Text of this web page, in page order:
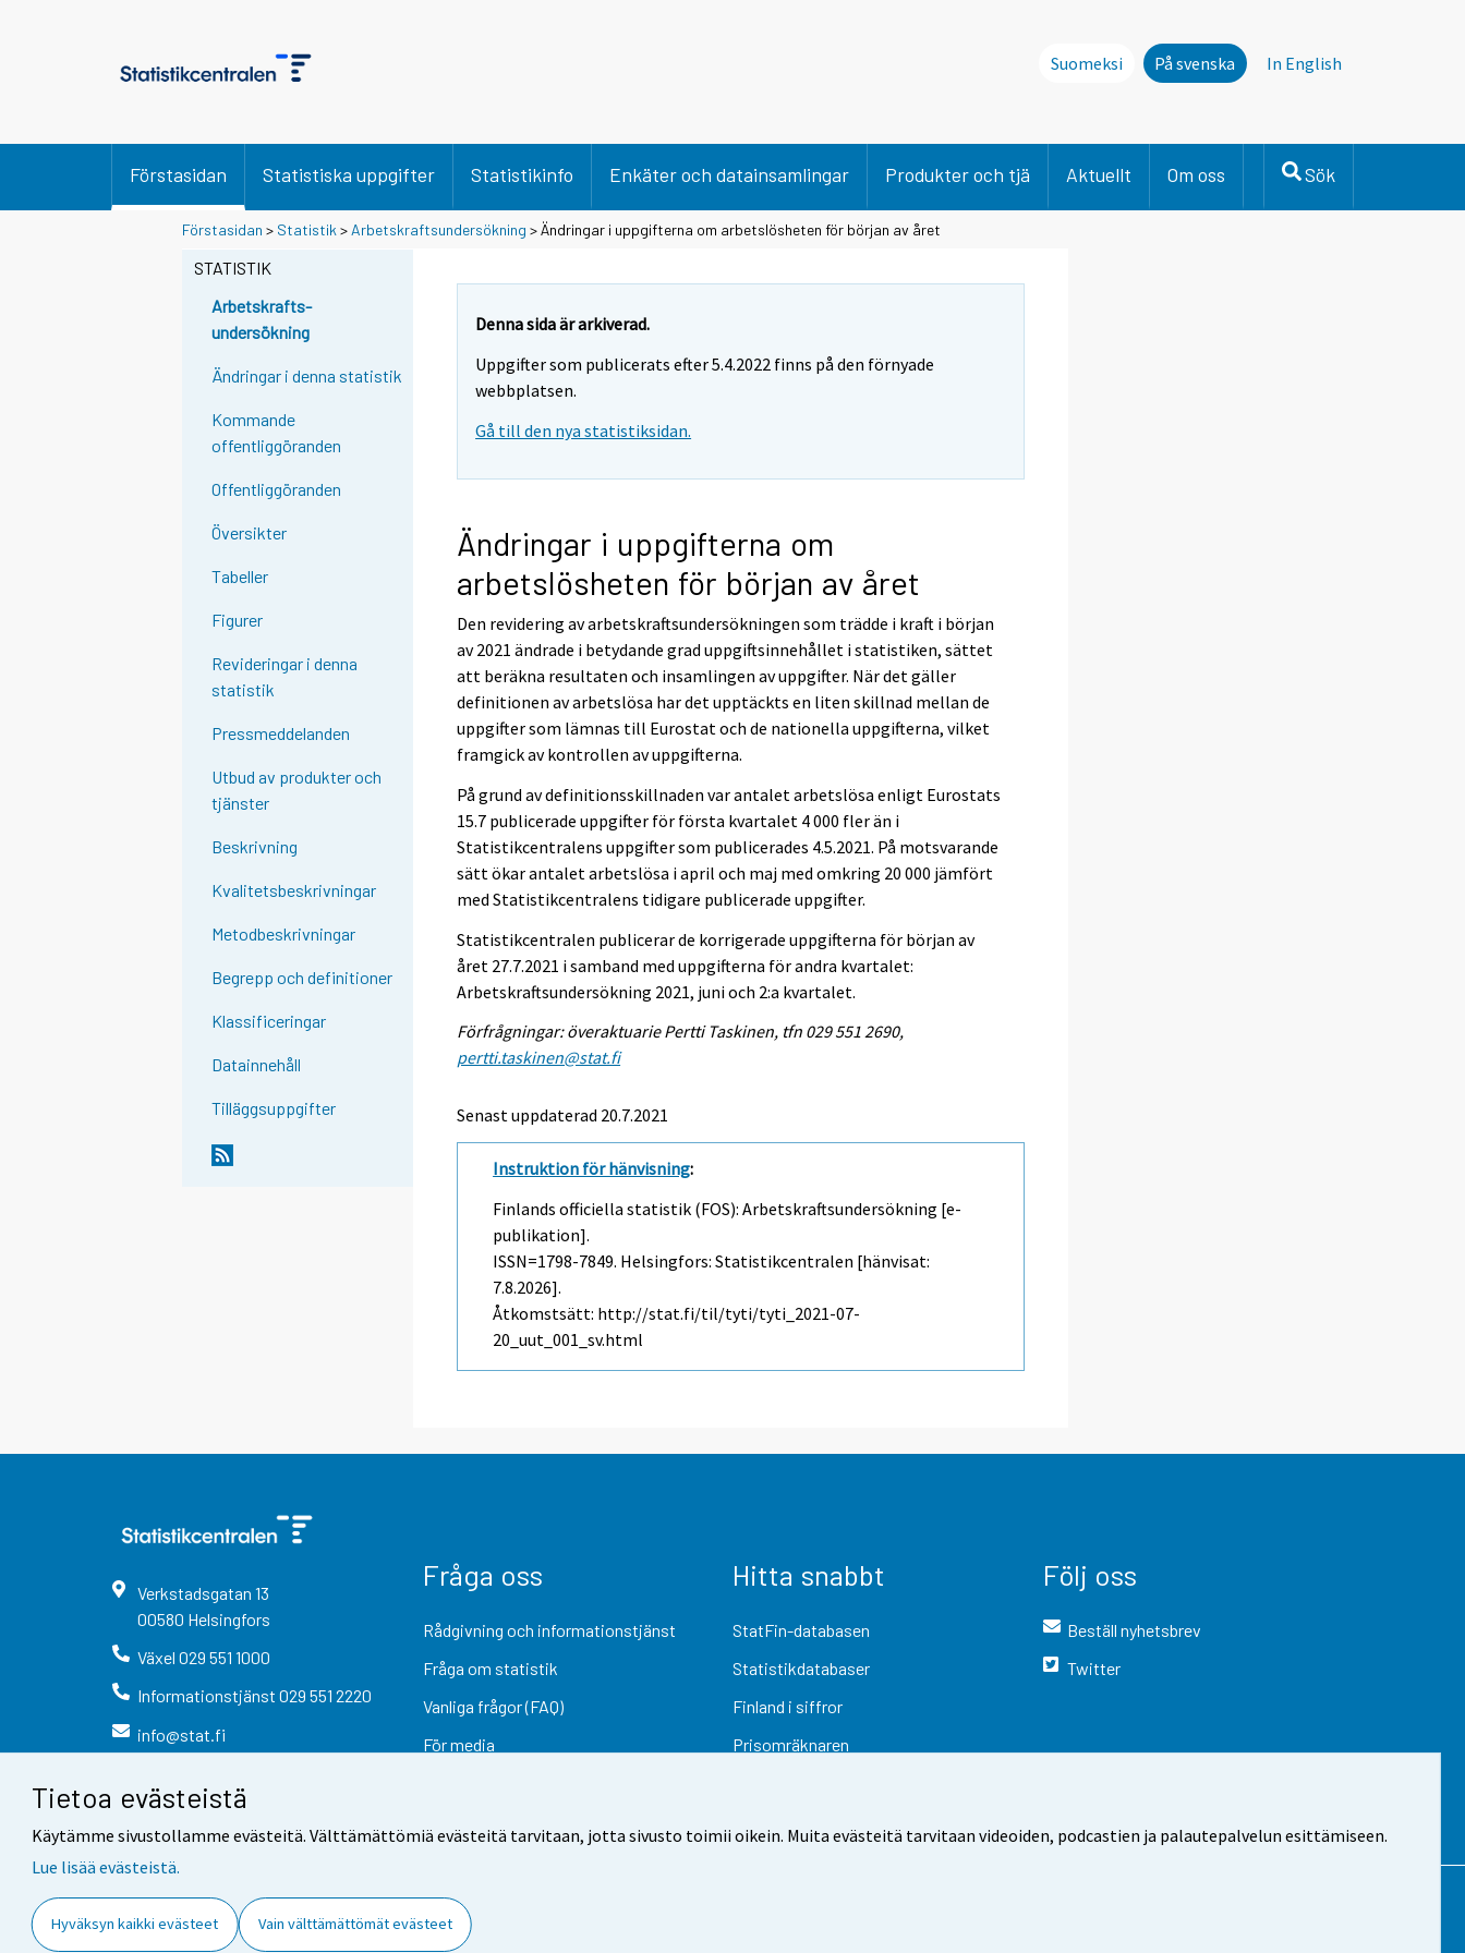
Tietoa evästeistä
Käytämme sivustollamme evästeitä. Välttämättömiä evästeitä tarvitaan, jotta sivusto toimii oikein. Muita evästeitä tarvitaan videoiden, podcastien ja palautepalvelun esittämiseen.
Lue lisää evästeistä.
Hyväksyn kaikki evästeet Vain välttämättömät evästeet
Suomeksi På svenska In English
Förstasidan Statistiska uppgifter Statistikinfo Enkäter och datainsamlingar Produkter och tjä Aktuellt Om oss Sök
Förstasidan > Statistik > Arbetskraftsundersökning > Ändringar i uppgifterna om arbetslösheten för början av året
STATISTIK
Arbetskrafts-
undersökning
Ändringar i denna statistik
Kommande
offentliggöranden
Offentliggöranden
Översikter
Tabeller
Figurer
Revideringar i denna
statistik
Pressmeddelanden
Utbud av produkter och
tjänster
Beskrivning
Kvalitetsbeskrivningar
Metodbeskrivningar
Begrepp och definitioner
Klassificeringar
Datainnehåll
Tilläggsuppgifter
Denna sida är arkiverad.
Uppgifter som publicerats efter 5.4.2022 finns på den förnyade
webbplatsen.
Gå till den nya statistiksidan.
Ändringar i uppgifterna om
arbetslösheten för början av året
Den revidering av arbetskraftsundersökningen som trädde i kraft i början
av 2021 ändrade i betydande grad uppgiftsinnehållet i statistiken, sättet
att beräkna resultaten och insamlingen av uppgifter. När det gäller
definitionen av arbetslösa har det upptäckts en liten skillnad mellan de
uppgifter som lämnas till Eurostat och de nationella uppgifterna, vilket
framgick av kontrollen av uppgifterna.
På grund av definitionsskillnaden var antalet arbetslösa enligt Eurostats
15.7 publicerade uppgifter för första kvartalet 4 000 fler än i
Statistikcentralens uppgifter som publicerades 4.5.2021. På motsvarande
sätt ökar antalet arbetslösa i april och maj med omkring 20 000 jämfört
med Statistikcentralens tidigare publicerade uppgifter.
Statistikcentralen publicerar de korrigerade uppgifterna för början av
året 27.7.2021 i samband med uppgifterna för andra kvartalet:
Arbetskraftsundersökning 2021, juni och 2:a kvartalet.
Förfrågningar: överaktuarie Pertti Taskinen, tfn 029 551 2690,
pertti.taskinen@stat.fi
Senast uppdaterad 20.7.2021
Instruktion för hänvisning:
Finlands officiella statistik (FOS): Arbetskraftsundersökning [e-
publikation].
ISSN=1798-7849. Helsingfors: Statistikcentralen [hänvisat:
7.8.2026].
Åtkomstsätt: http://stat.fi/til/tyti/tyti_2021-07-
20_uut_001_sv.html
Verkstadsgatan 13
00580 Helsingfors
Växel 029 551 1000
Informationstjänst 029 551 2220
info@stat.fi
Fråga oss
Rådgivning och informationstjänst
Fråga om statistik
Vanliga frågor (FAQ)
För media
Hitta snabbt
StatFin-databasen
Statistikdatabaser
Finland i siffror
Prisomräknaren
Följ oss
Beställ nyhetsbrev
Twitter
Kontaktinformation Respons